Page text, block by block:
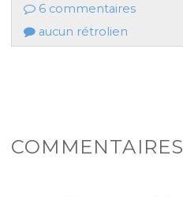
6 commentaires
aucun rétrolien
COMMENTAIRES